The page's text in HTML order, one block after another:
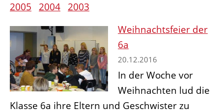
2005
2004
2003
Weihnachtsfeier der
6a
20.12.2016
In der Woche vor
Weihnachten lud die
Klasse 6a ihre Eltern und Geschwister zu